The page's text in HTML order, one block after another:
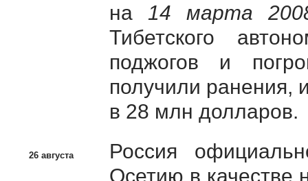
на 14 марта
Тибетского
поджогов и
получили ранения,
в 28 млн долларов.
26 августа
Россия
Осетию в качестве